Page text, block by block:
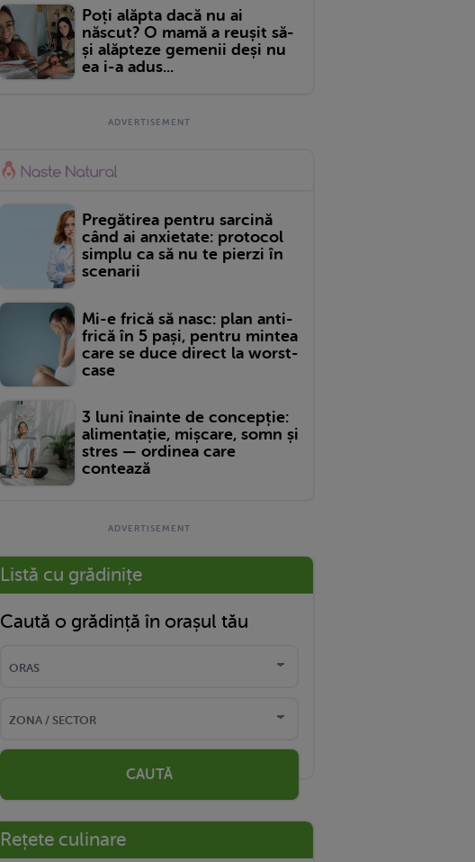
Poți alăpta dacă nu ai
născut? O mamă a reușit să-
și alăpteze gemenii deși nu
ea i-a adus...
Pregătirea pentru sarcină
când ai anxietate: protocol
simplu ca să nu te pierzi în
scenarii
Mi-e frică să nasc: plan anti-
frică în 5 pași, pentru mintea
care se duce direct la worst-
case
3 luni înainte de concepție:
alimentație, mișcare, somn și
stres — ordinea care
contează
Listă cu grădinițe
Caută o grădință în orașul tău
CAUTĂ
Rețete culinare